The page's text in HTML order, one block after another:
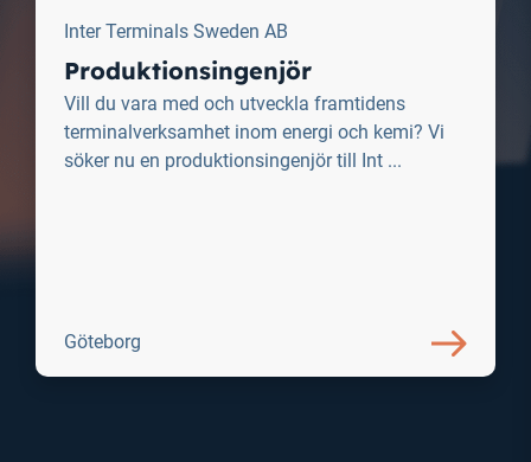
Inter Terminals Sweden AB
Produktionsingenjör
Vill du vara med och utveckla framtidens
terminalverksamhet inom energi och kemi? Vi
söker nu en produktionsingenjör till Int ...
Göteborg